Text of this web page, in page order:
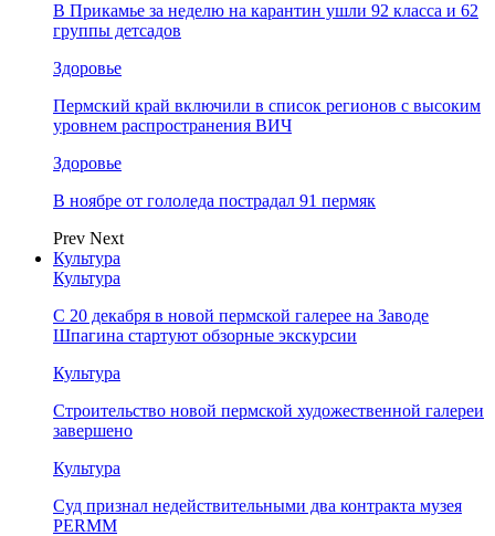
В Прикамье за неделю на карантин ушли 92 класса и 62
группы детсадов
Здоровье
Пермский край включили в список регионов с высоким
уровнем распространения ВИЧ
Здоровье
В ноябре от гололеда пострадал 91 пермяк
Prev Next
Культура
Культура
С 20 декабря в новой пермской галерее на Заводе
Шпагина стартуют обзорные экскурсии
Культура
Строительство новой пермской художественной галереи
завершено
Культура
Суд признал недействительными два контракта музея
PERMM